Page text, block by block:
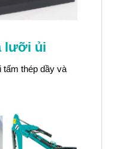
lưỡi ủi
thép dầy và